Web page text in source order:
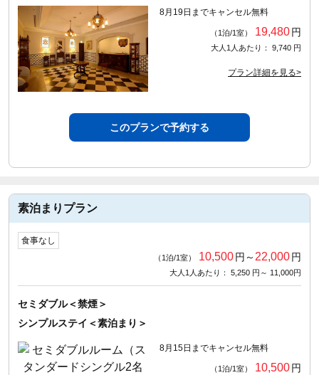
8月19日までキャンセル無料
（1泊/1室） 19,480円
大人1人あたり： 9,740 円
プラン詳細を見る>
このプランで予約する
素泊まりプラン
食事なし
（1泊/1室） 10,500円～ 22,000円
大人1人あたり： 5,250 円～ 11,000円
セミダブル＜禁煙＞
シンプルステイ＜素泊まり＞
8月15日までキャンセル無料
（1泊/1室） 10,500円